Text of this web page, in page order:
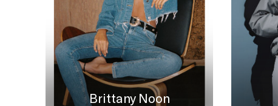
Brittany Noon